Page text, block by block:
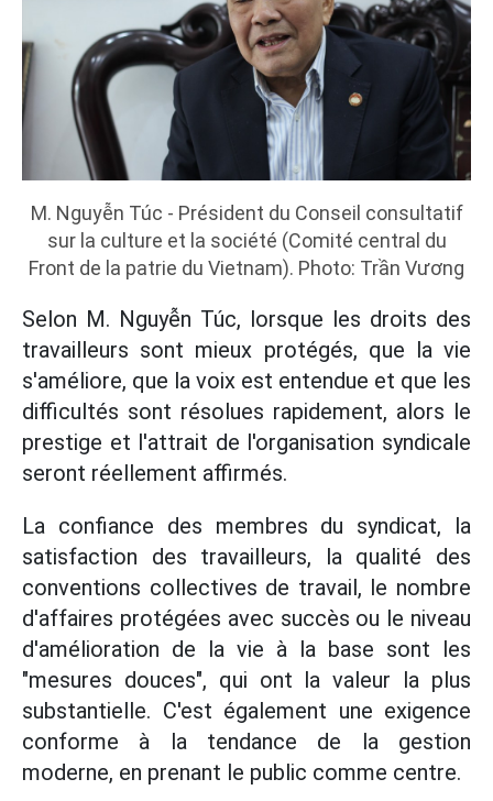
M. Nguyễn Túc - Président du Conseil consultatif
sur la culture et la société (Comité central du
Front de la patrie du Vietnam). Photo: Trần Vương
Selon M. Nguyễn Túc, lorsque les droits des
travailleurs sont mieux protégés, que la vie
s'améliore, que la voix est entendue et que les
difficultés sont résolues rapidement, alors le
prestige et l'attrait de l'organisation syndicale
seront réellement affirmés.
La confiance des membres du syndicat, la
satisfaction des travailleurs, la qualité des
conventions collectives de travail, le nombre
d'affaires protégées avec succès ou le niveau
d'amélioration de la vie à la base sont les
"mesures douces", qui ont la valeur la plus
substantielle. C'est également une exigence
conforme à la tendance de la gestion
moderne, en prenant le public comme centre.